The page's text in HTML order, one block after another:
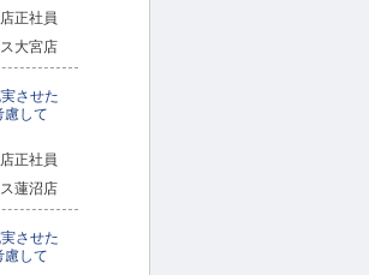
正社員
大宮店
させた
して
正社員
蓮沼店
させた
して